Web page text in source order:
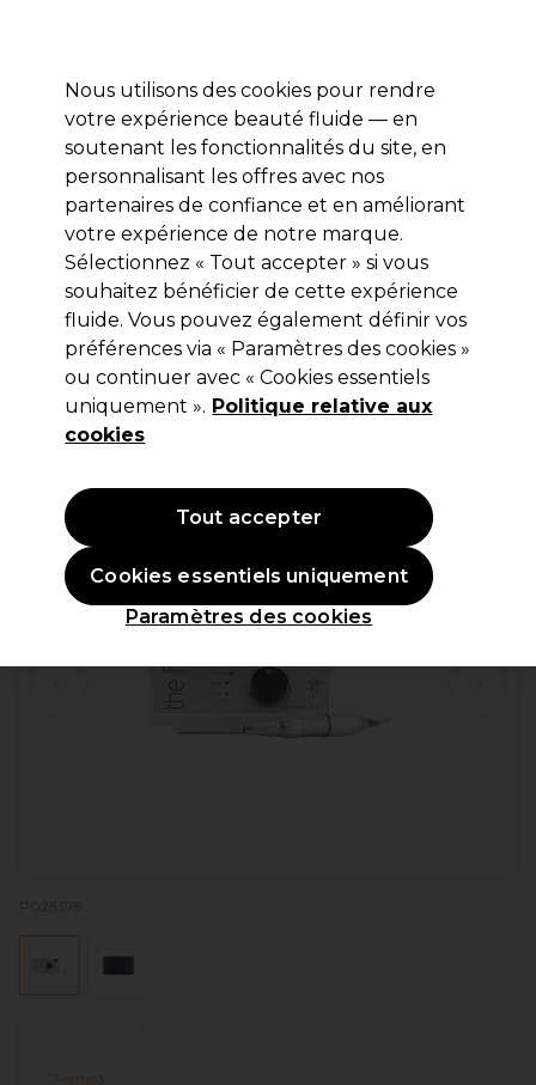
Se connecter
Marques Bons plans 🌟 Coiffure Electro et Matériel
Livraison le lendemain*
Après expédition, du lundi au vendredi
Promed Ponceuse à ongles professionnelle
Promed 2020
496,99 €
Promed
Nous utilisons des cookies pour rendre
votre expérience beauté fluide — en
soutenant les fonctionnalités du site, en
personnalisant les offres avec nos
partenaires de confiance et en améliorant
votre expérience de notre marque.
Sélectionnez « Tout accepter » si vous
souhaitez bénéficier de cette expérience
fluide. Vous pouvez également définir vos
préférences via « Paramètres des cookies »
ou continuer avec « Cookies essentiels
uniquement ». Politique relative aux
cookies
Paramètres des cookies
Cookies essentiels uniquement
Tout accepter